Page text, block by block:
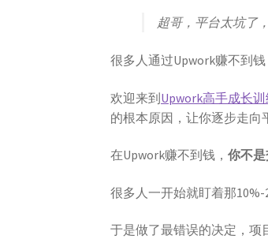
超哥，平台太坑了
很多人通过Upwork赚不到
欢迎来到Upwork高手成长
的根本原因，让你逐步走向
在Upwork赚不到钱，你不是
很多人一开始就盯着那10%-
于是做了最错误的决定，项